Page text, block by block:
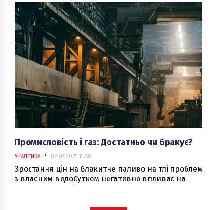
контексті реформ, вимог міжнародних партнерів
і викликів воєнного часу. Про те, як змінювалися
підходи до управління, як еволюціонували
наглядові ради енергокомпаній, які є ризики та
перспективи для держави, журнал
“ЕнергоБізнес” поговорив з юристом Олегом
Бакуліним.
Промисловість і газ: Достатньо чи бракує?
АНАЛІТИКА 02.07.2025 11:50
Зростання цін на блакитне паливо на тлі проблем
з власним видобутком негативно впливає на
економіку України